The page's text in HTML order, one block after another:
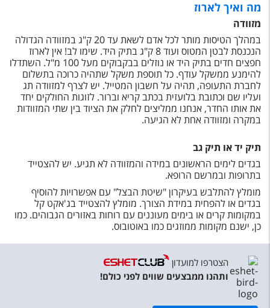
מה ואיך לארוז
מזוודה
במהלך הטיסות מותר לכל אדם לשאת עד 20 ק"ג במזוודה הגדולה
הנכנסת לבטן המטוס ועוד 8 ק"ג בתיק היד. שימו לב! אין לארוז
חפצים חדים בתיק היד או נוזלים בבקבוקים מעל 100 מ"ל. השתדלו
להימנע ממשקל עודף. כל תוספת משקל שתהיה כרוכה בתשלום
לחברת התעופה, תהיה על חשבון המטייל. יש לצרף למזוודה תג
ועליו שם וכתובת בלועזית בכתב קריא וברור. לזוגות החולקים יחד
את אותו החדר, אנחנו ממליצים לחלק את הציוד בין שתי המזוודות
במקרה ומזוודה אחת לא הגיעה.
תיק יד או תיק גב
בגדים לימים הראשונים במידה והמזוודה לא תגיע. יש להצטייד
בתרופות ובמרשם הרופא.
מומלץ להתלבש בעיקרון "שיטת הבצל" עם אפשרויות להוסיף
בגדים או להפחית במידת הצורך. מומלץ להצטייד בג'אקט קל
במקומות קרים או בימים מעוננים עם רוחות באזורים הגבוהים. כמו
כן, ישנם מקומות ממוזגים כמו באוטובוס.
הצטרפו למועדון
ותהנו ממבצעים שווים לפני כולם!